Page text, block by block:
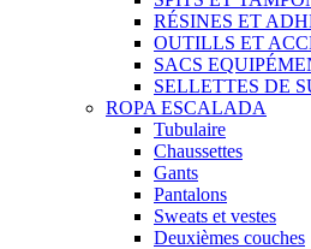
RÉSINES ET
OUTILLS ET
SACS
SELLETTES DE
ROPA ESCALADA
Tubulaire
Chaussettes
Gants
Pantalons
Sweats et vestes
Deuxièmes couches